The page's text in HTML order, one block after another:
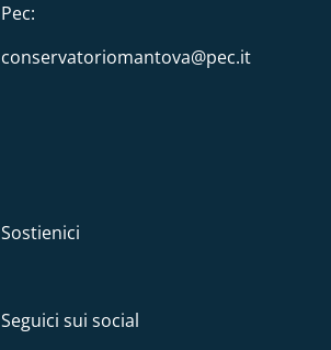
Pec:
conservatoriomantova@pec.it
Sostienici
Seguici sui social